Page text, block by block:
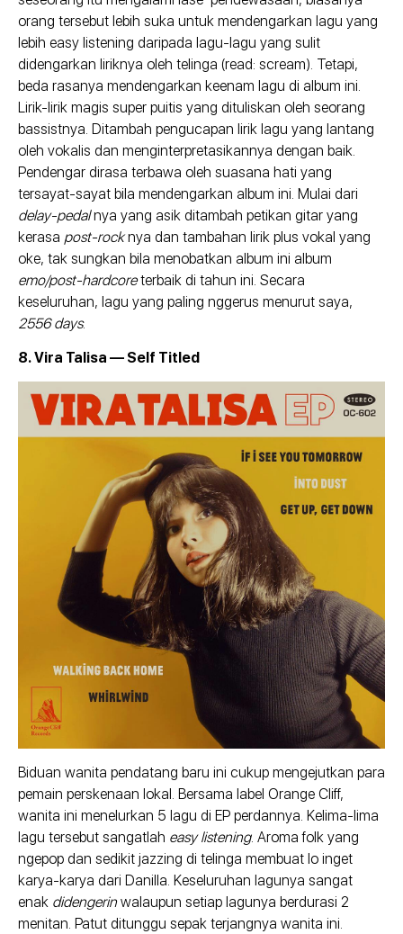
orang tersebut lebih suka untuk mendengarkan lagu yang
lebih easy listening daripada lagu-lagu yang sulit
didengarkan liriknya oleh telinga (read: scream). Tetapi,
beda rasanya mendengarkan keenam lagu di album ini.
Lirik-lirik magis super puitis yang dituliskan oleh seorang
bassistnya. Ditambah pengucapan lirik lagu yang lantang
oleh vokalis dan menginterpretasikannya dengan baik.
Pendengar dirasa terbawa oleh suasana hati yang
tersayat-sayat bila mendengarkan album ini. Mulai dari
delay-pedalnya yang asik ditambah petikan gitar yang
kerasa post-rocknya dan tambahan lirik plus vokal yang
oke, tak sungkan bila menobatkan album ini album
emo/post-hardcoreterbaik di tahun ini. Secara
keseluruhan, lagu yang paling nggerus menurut saya,
2556 days.
8. Vira Talisa — Self Titled
Biduan wanita pendatang baru ini cukup mengejutkan para
pemain perskenaan lokal. Bersama label Orange Cliff,
wanita ini menelurkan 5 lagu di EP perdannya. Kelima-lima
lagu tersebut sangatlah easy listening. Aroma folk yang
ngepop dan sedikit jazzing di telinga membuat lo inget
karya-karya dari Danilla. Keseluruhan lagunya sangat
enak didengerinwalaupun setiap lagunya berdurasi 2
menitan. Patut ditunggu sepak terjangnya wanita ini.